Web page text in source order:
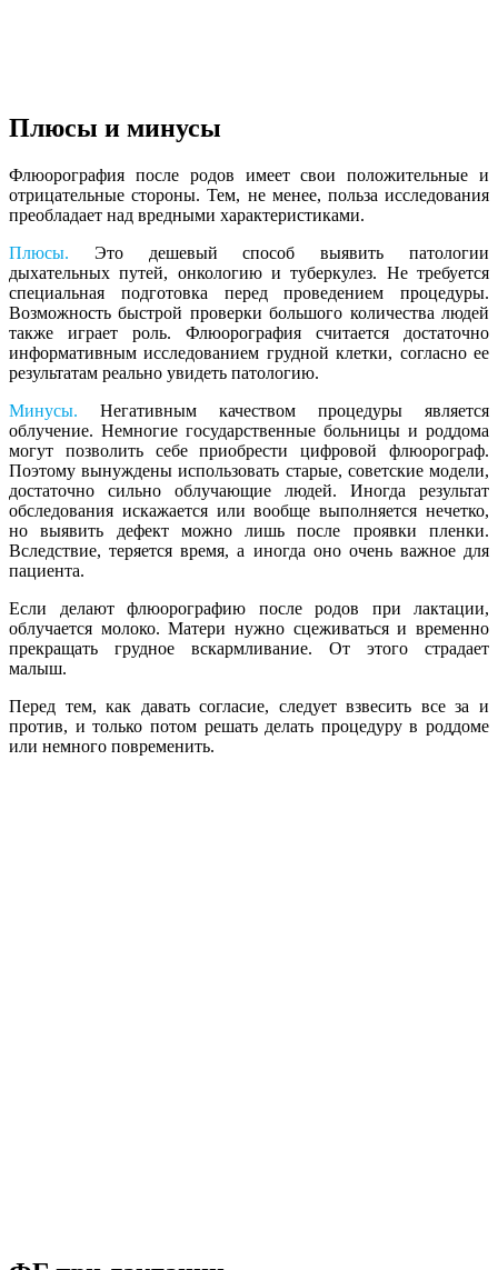
Плюсы и минусы
Флюорография после родов имеет свои положительные и
отрицательные стороны. Тем, не менее, польза исследования
преобладает над вредными характеристиками.
Плюсы. Это дешевый способ выявить патологии
дыхательных путей, онкологию и туберкулез. Не требуется
специальная подготовка перед проведением процедуры.
Возможность быстрой проверки большого количества людей
также играет роль. Флюорография считается достаточно
информативным исследованием грудной клетки, согласно ее
результатам реально увидеть патологию.
Минусы. Негативным качеством процедуры является
облучение. Немногие государственные больницы и роддома
могут позволить себе приобрести цифровой флюорограф.
Поэтому вынуждены использовать старые, советские модели,
достаточно сильно облучающие людей. Иногда результат
обследования искажается или вообще выполняется нечетко,
но выявить дефект можно лишь после проявки пленки.
Вследствие, теряется время, а иногда оно очень важное для
пациента.
Если делают флюорографию после родов при лактации,
облучается молоко. Матери нужно сцеживаться и временно
прекращать грудное вскармливание. От этого страдает
малыш.
Перед тем, как давать согласие, следует взвесить все за и
против, и только потом решать делать процедуру в роддоме
или немного повременить.